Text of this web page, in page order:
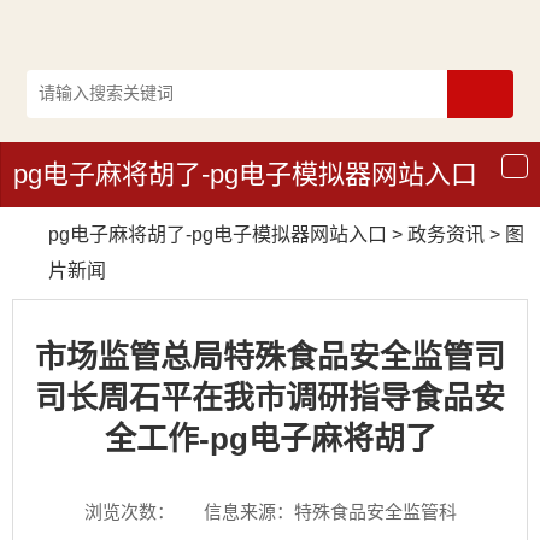
导
航
pg电子麻将胡了-pg电子模拟器网站入口
pg电子麻将胡了-pg电子模拟器网站入口 > 政务资讯 > 图
片新闻
市场监管总局特殊食品安全监管司
司长周石平在我市调研指导食品安
全工作-pg电子麻将胡了
浏览次数： 信息来源：特殊食品安全监管科